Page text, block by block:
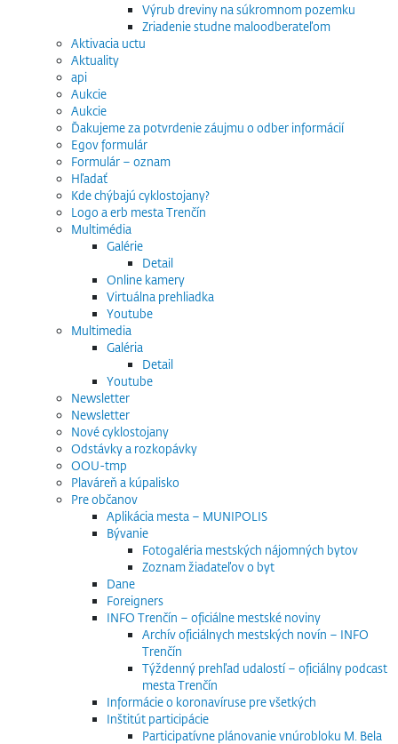
Výrub dreviny na súkromnom pozemku
Zriadenie studne maloodberateľom
Aktivacia uctu
Aktuality
api
Aukcie
Aukcie
Ďakujeme za potvrdenie záujmu o odber informácií
Egov formulár
Formulár – oznam
Hľadať
Kde chýbajú cyklostojany?
Logo a erb mesta Trenčín
Multimédia
Galérie
Detail
Online kamery
Virtuálna prehliadka
Youtube
Multimedia
Galéria
Detail
Youtube
Newsletter
Newsletter
Nové cyklostojany
Odstávky a rozkopávky
OOU-tmp
Plaváreň a kúpalisko
Pre občanov
Aplikácia mesta – MUNIPOLIS
Bývanie
Fotogaléria mestských nájomných bytov
Zoznam žiadateľov o byt
Dane
Foreigners
INFO Trenčín – oficiálne mestské noviny
Archív oficiálnych mestských novín – INFO
Trenčín
Týždenný prehľad udalostí – oficiálny podcast
mesta Trenčín
Informácie o koronavíruse pre všetkých
Inštitút participácie
Participatívne plánovanie vnúrobloku M. Bela